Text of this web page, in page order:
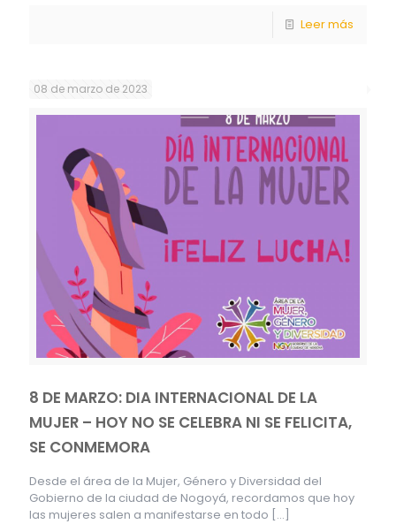
Leer más
08 de marzo de 2023
8 DE MARZO: DIA INTERNACIONAL DE LA
MUJER – HOY NO SE CELEBRA NI SE FELICITA,
SE CONMEMORA
Desde el área de la Mujer, Género y Diversidad del
Gobierno de la ciudad de Nogoyá, recordamos que hoy
las mujeres salen a manifestarse en todo […]